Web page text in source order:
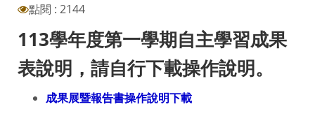
點閱 : 2144
113學年度第一學期自主學習成果
表說明，請自行下載操作說明。
成果展暨報告書操作說明下載